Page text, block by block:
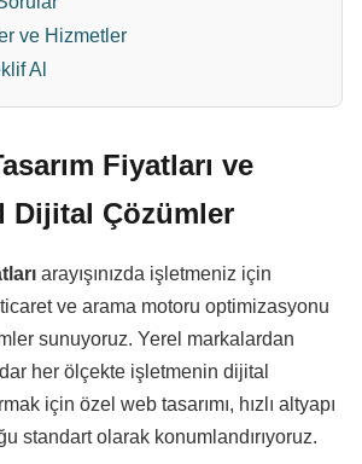
ve Hizmetler
Al
Fiyatları ve
Dijital Çözümler
arayışınızda işletmeniz için
ve arama motoru optimizasyonu
sunuyoruz. Yerel markalardan
her ölçekte işletmenin dijital
için özel web tasarımı, hızlı altyapı
standart olarak konumlandırıyoruz.